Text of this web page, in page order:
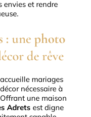
envies et rendre
: unephoto
de rêve
accueille mariages
nécessaire à
Offrant une maison
Adrets est digne